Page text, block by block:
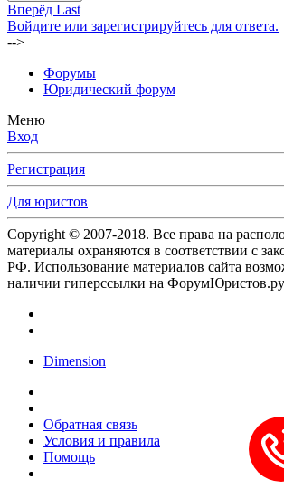
Вперёд Last
Войдите или зарегистрируйтесь для ответа.
-->
Форумы
Юридический форум
Меню
Вход
Регистрация
Для юристов
Copyright © 2007-2018. Все права на
материалы охраняются в соответствии с
РФ. Использование материалов сайта
наличии гиперссылки на
Dimension
Обратная связь
Условия и правила
Помощь